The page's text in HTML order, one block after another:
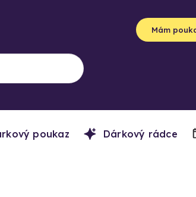
Mám
poukaz Dárkový rádce